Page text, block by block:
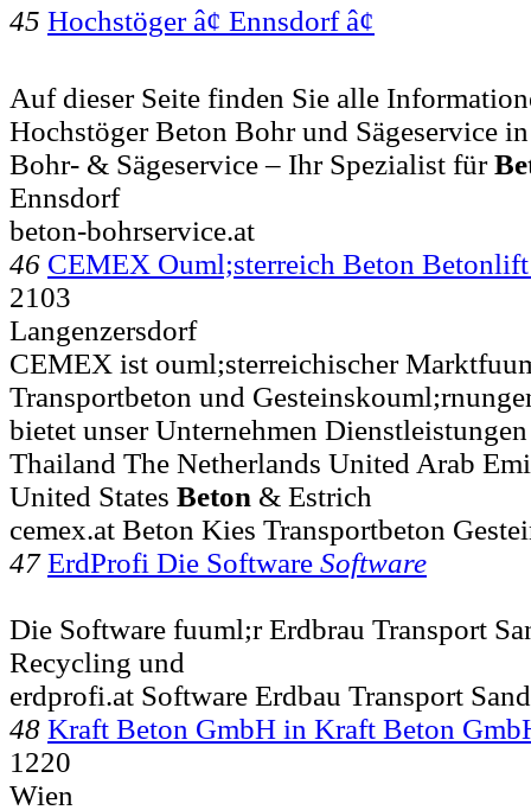
45 Hochstöger â¢ Ennsdorf â¢
Auf dieser Seite finden Sie alle
Hochstöger Beton Bohr und Sägeservice
Bohr- & Sägeservice – Ihr Spezialist für
Ennsdorf
beton-bohrservice.at
46 CEMEX Ouml;sterreich Beton
2103
Langenzersdorf
CEMEX ist ouml;sterreichischer
Transportbeton und
bietet unser Unternehmen
Thailand The Netherlands United Arab
United States Beton & Estrich
cemex.at Beton Kies Transportbeton
47 ErdProfi Die Software Software
Die Software fuuml;r Erdbrau Transport
Recycling und
erdprofi.at Software Erdbau Transport Sand
48 Kraft Beton GmbH in Kraft Beton
1220
Wien